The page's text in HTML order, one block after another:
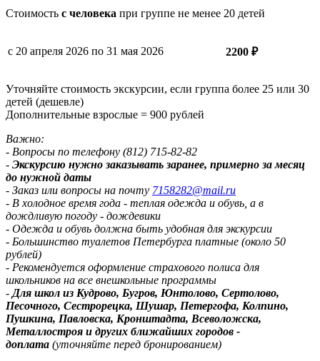
Стоимость с человека при группе не менее 20 детей
с 20 апреля 2026 по 31 мая 2026 2200 ₽
Уточняйте стоимость экскурсии, если группа более 25 или 30
детей (дешевле)
Дополнительные взрослые = 900 рублей
Важно:
- Вопросы по телефону (812) 715-82-82
- Экскурсию нужно заказывать заранее, примерно за месяц
до нужной даты
- Заказ или вопросы на почту 7158282@mail.ru
- В холодное время года - теплая одежда и обувь, а в
дождливую погоду - дождевики
- Одежда и обувь должна быть удобная для экскурсии
- Большинство туалетов Петербурга платные (около 50
рублей)
- Рекомендуется оформление страхового полиса для
школьников на все внешкольные программы
- Для школ из Кудрово, Бугров, Юнтолово, Сертолово,
Песочного, Сестрорецка, Шушар, Петергофа, Колпино,
Пушкина, Павловска, Кронштадта, Всеволожска,
Металлостроя и других ближайших городов -
доплата (уточняйте перед бронированием)